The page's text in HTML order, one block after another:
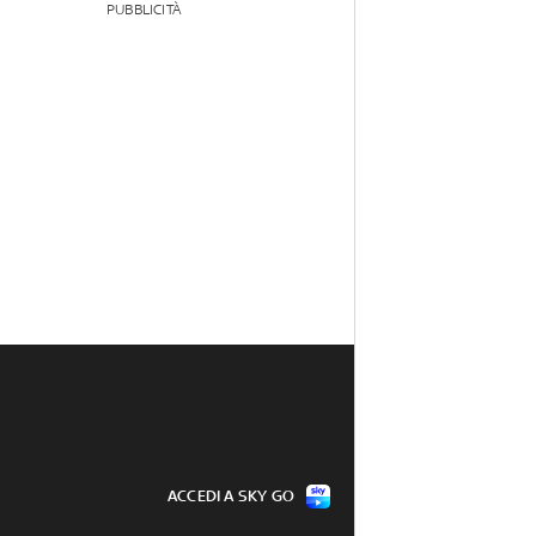
PUBBLICITÀ
ACCEDI A SKY GO